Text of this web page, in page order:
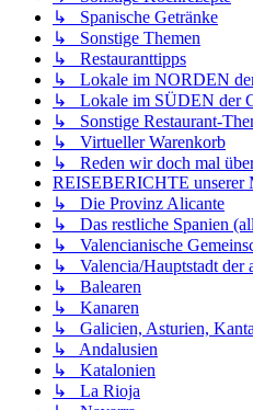
↳ Spanische Getränke
↳ Sonstige Themen
↳ Restauranttipps
↳ Lokale im NORDEN
↳ Lokale im SÜDEN der
↳ Sonstige Restaurant-
↳ Virtueller Warenkorb
↳ Reden wir doch mal
REISEBERICHTE unserer
↳ Die Provinz Alicante
↳ Das restliche Spanien
↳ Valencianische
↳ Valencia/Hauptstadt der
↳ Balearen
↳ Kanaren
↳ Galicien, Asturien,
↳ Andalusien
↳ Katalonien
↳ La Rioja